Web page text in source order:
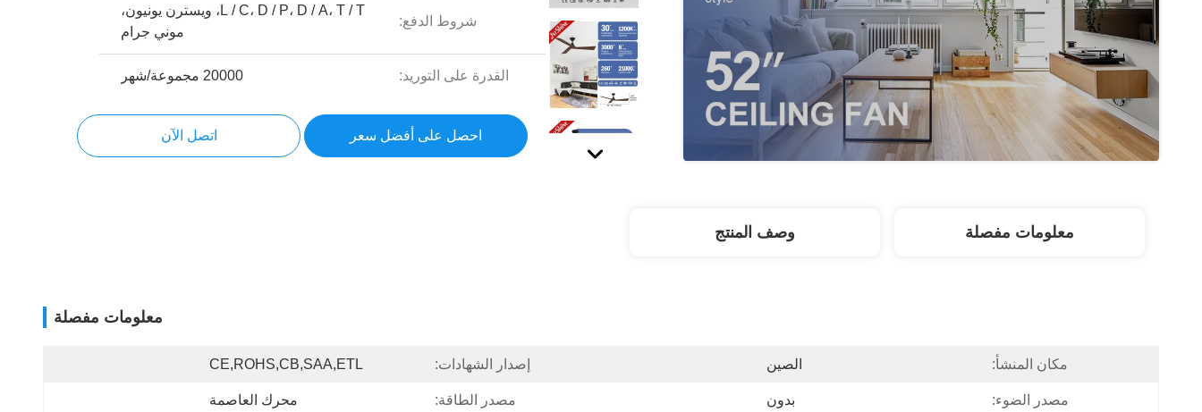
شروط الدفع:
L / C، D / P، D / A، T / T، ويسترن يونيون،
موني جرام
القدرة على التوريد: 20000 مجموعة/شهر
احصل على أفضل سعر اتصل الآن
معلومات مفصلة وصف المنتج
معلومات مفصلة
مكان المنشأ: الصين إصدار الشهادات: CE,ROHS,CB,SAA,ETL
مصدر الضوء: بدون مصدر الطاقة: محرك العاصمة